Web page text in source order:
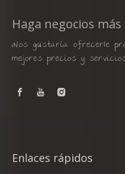
Haga negocios más
¡Nos gustaría ofrecerle
mejores precios y
Enlaces rápidos